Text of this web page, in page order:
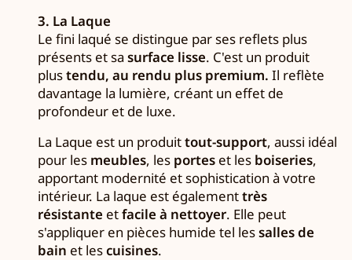
3. La Laque
Le fini laqué se distingue par ses reflets plus
présents et sa surface lisse. C'est un produit
plustendu, au rendu plus premium. Il reflète
davantage la lumière, créant un effet de
profondeur et de luxe.
La Laque est un produittout-support, aussi idéal
pour les meubles, les portes et les boiseries,
apportant modernité et sophistication à votre
intérieur. La laque est égalementtrès
résistante etfacile à nettoyer. Elle peut
s'appliquer en pièces humide tel lessalles de
bain et lescuisines.